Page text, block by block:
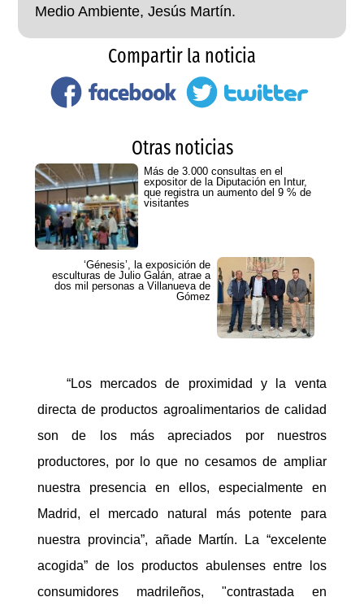
Medio Ambiente, Jesús Martín.
Compartir la noticia
Otras noticias
Más de 3.000 consultas en el
expositor de la Diputación en Intur,
que registra un aumento del 9 % de
visitantes
‘Génesis’, la exposición de
esculturas de Julio Galán, atrae a
dos mil personas a Villanueva de
Gómez
“Los mercados de proximidad y la venta
directa de productos agroalimentarios de calidad
son de los más apreciados por nuestros
productores, por lo que no cesamos de ampliar
nuestra presencia en ellos, especialmente en
Madrid, el mercado natural más potente para
nuestra provincia”, añade Martín. La “excelente
acogida” de los productos abulenses entre los
consumidores madrileños, "contrastada en